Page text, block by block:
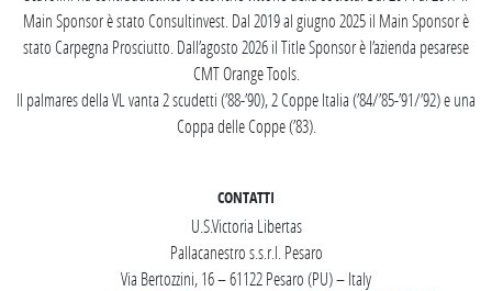
Main Sponsor è stato Consultinvest. Dal 2019 al giugno 2025 il Main Sponsor è
stato Carpegna Prosciutto. Dall’agosto 2026 il Title Sponsor è l’azienda pesarese
CMT Orange Tools.
Il palmares della VL vanta 2 scudetti (’88-’90), 2 Coppe Italia (’84/’85-’91/’92) e una
Coppa delle Coppe (’83).
CONTATTI
U.S.Victoria Libertas
Pallacanestro s.s.r.l. Pesaro
Via Bertozzini, 16 – 61122 Pesaro (PU) – Italy